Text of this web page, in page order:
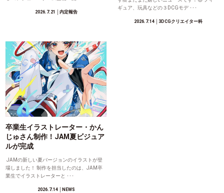
2026.7.21 │内定報告
ギュア、玩具などの３DCGモデ ･･･
2026.7.14│3DCGクリエイター科
卒業生イラストレーター・かん
じゅさん制作！JAM夏ビジュア
ルが完成
JAMの新しい夏バージョンのイラストが登
場しました！ 制作を担当したのは、JAM卒
業生でイラストレーターと ･･･
2026.7.14│NEWS